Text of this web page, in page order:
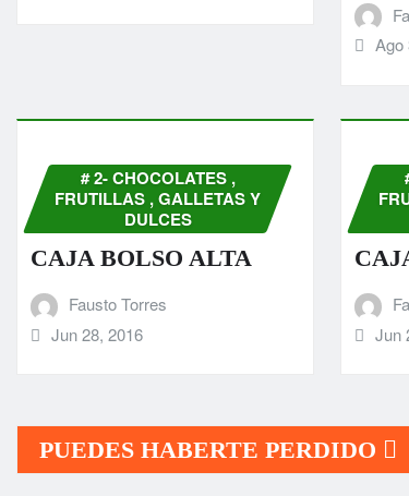
Ago
# 2- CHOCOLATES ,
FRUTILLAS , GALLETAS Y
DULCES
CAJA BOLSO ALTA
Fausto Torres
Jun 28, 2016
Jun
PUEDES HABERTE PERDIDO